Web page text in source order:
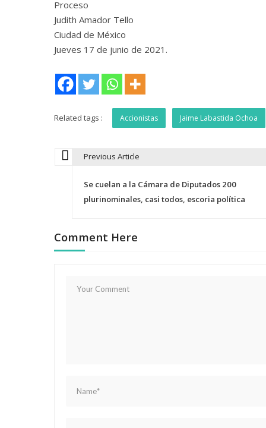
Proceso
Judith Amador Tello
Ciudad de México
Jueves 17 de junio de 2021.
Related tags : Accionistas Jaime Labastida Ochoa
v
e
Previous Article
Se cuelan a la Cámara de Diputados 200
plurinominales, casi todos, escoria política
Comment Here